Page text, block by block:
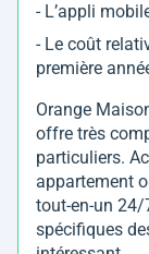
- L’appli
- Le coût
première
Orange
offre très
particuliers.
appartement
tout-en-un
spécifiques